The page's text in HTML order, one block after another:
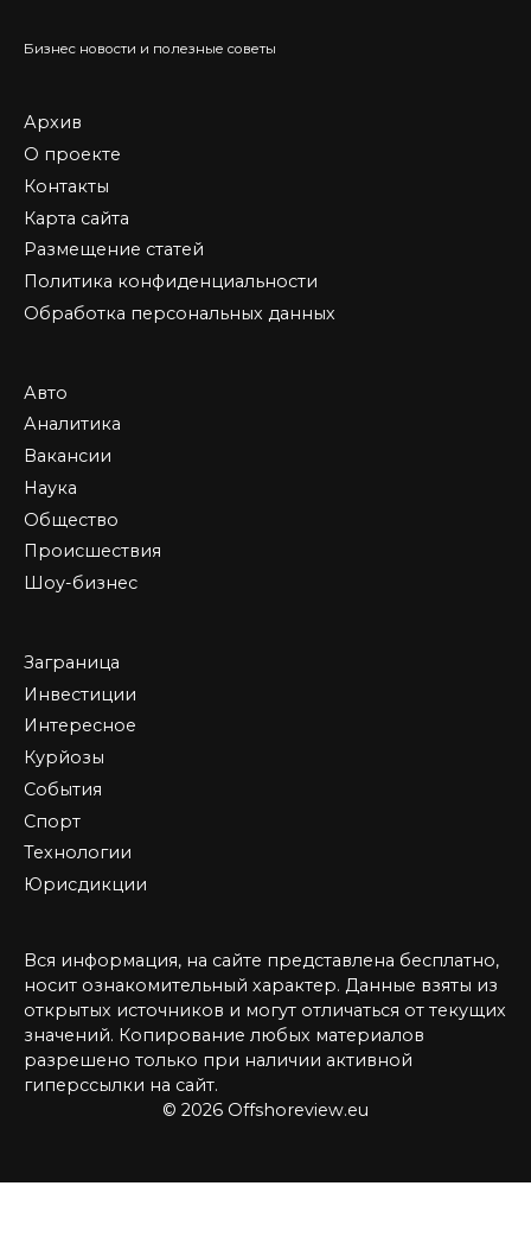
Бизнес новости и полезные советы
Архив
О проекте
Контакты
Карта сайта
Размещение статей
Политика конфиденциальности
Обработка персональных данных
Авто
Аналитика
Вакансии
Наука
Общество
Происшествия
Шоу-бизнес
Заграница
Инвестиции
Интересное
Курйозы
События
Спорт
Технологии
Юрисдикции
Вся информация, на сайте представлена бесплатно,
носит ознакомительный характер. Данные взяты из
открытых источников и могут отличаться от текущих
значений. Копирование любых материалов
разрешено только при наличии активной
гиперссылки на сайт.
© 2026 Offshoreview.eu